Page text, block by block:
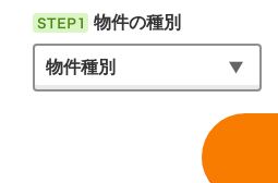
物件の種別